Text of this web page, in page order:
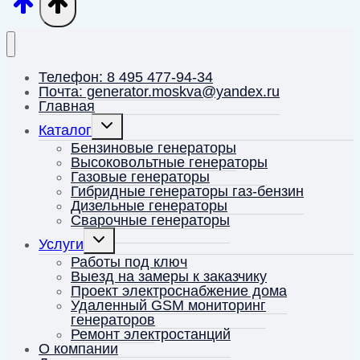
Телефон: 8 495 477-94-34
Почта: generator.moskva@yandex.ru
Главная
Каталог
Переключить
меню
Бензиновые генераторы
Высоковольтные генераторы
Газовые генераторы
Гибридные генераторы газ-бензин
Дизельные генераторы
Сварочные генераторы
Услуги
Переключить
дочернее
меню
Работы под ключ
Выезд на замеры к заказчику
Проект электроснабжение дома
Удаленный GSM мониторинг
генераторов
Ремонт электростанций
О компании